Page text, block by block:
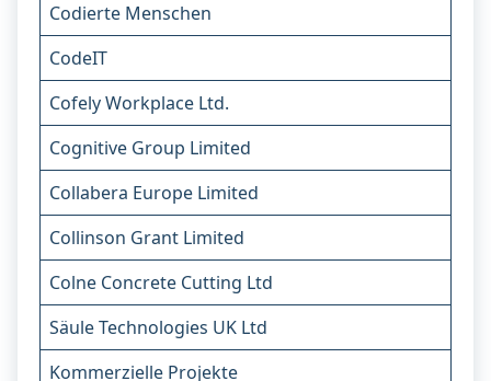
Codierte Menschen
CodeIT
Cofely Workplace Ltd.
Cognitive Group Limited
Collabera Europe Limited
Collinson Grant Limited
Colne Concrete Cutting Ltd
Säule Technologies UK Ltd
Kommerzielle Projekte